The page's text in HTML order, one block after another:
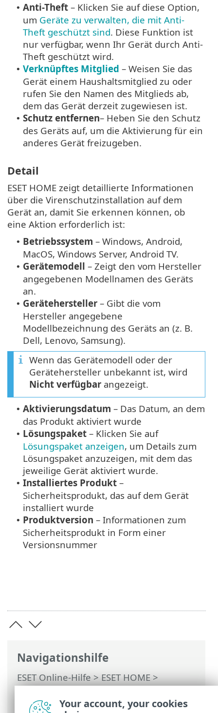
Navigationshilfe
ESET Online-Hilfe>ESET HOME>
Arbeiten mit ESET HOME>Mitglieder>
Einem Mitglied zugewiesene ESET
• Anti-Theft – Klicken Sie auf diese Option,
um Geräte zu verwalten, die mit Anti-
Theft geschützt sind. Diese Funktion ist
nur verfügbar, wenn Ihr Gerät durch Anti-
Theft geschützt wird.
• Verknüpftes Mitglied – Weisen Sie das
Gerät einem Haushaltsmitglied zu oder
rufen Sie den Namen des Mitglieds ab,
dem das Gerät derzeit zugewiesen ist.
• Schutz entfernen– Heben Sie den Schutz
des Geräts auf, um die Aktivierung für ein
anderes Gerät freizugeben.
Detail
ESET HOME zeigt detaillierte Informationen
über die Virenschutzinstallation auf dem
Gerät an, damit Sie erkennen können, ob
eine Aktion erforderlich ist:
• Betriebssystem – Windows, Android,
MacOS, Windows Server, Android TV.
• Gerätemodell – Zeigt den vom Hersteller
angegebenen Modellnamen des Geräts
an.
• Gerätehersteller – Gibt die vom
Hersteller angegebene
Modellbezeichnung des Geräts an (z. B.
Dell, Lenovo, Samsung).
Wenn das Gerätemodell oder der
Gerätehersteller unbekannt ist, wird
Nicht verfügbar angezeigt.
• Aktivierungsdatum – Das Datum, an dem
das Produkt aktiviert wurde
• Lösungspaket – Klicken Sie auf
Lösungspaket anzeigen, um Details zum
Lösungspaket anzuzeigen, mit dem das
jeweilige Gerät aktiviert wurde.
• Installiertes Produkt –
Sicherheitsprodukt, das auf dem Gerät
installiert wurde
• Produktversion – Informationen zum
Sicherheitsprodukt in Form einer
Versionsnummer
Your account, your cookies